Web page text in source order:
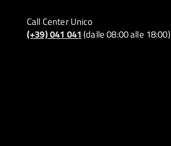
Call Center Unico
(+39) 041 041(dalle 08:00 alle 18:00)